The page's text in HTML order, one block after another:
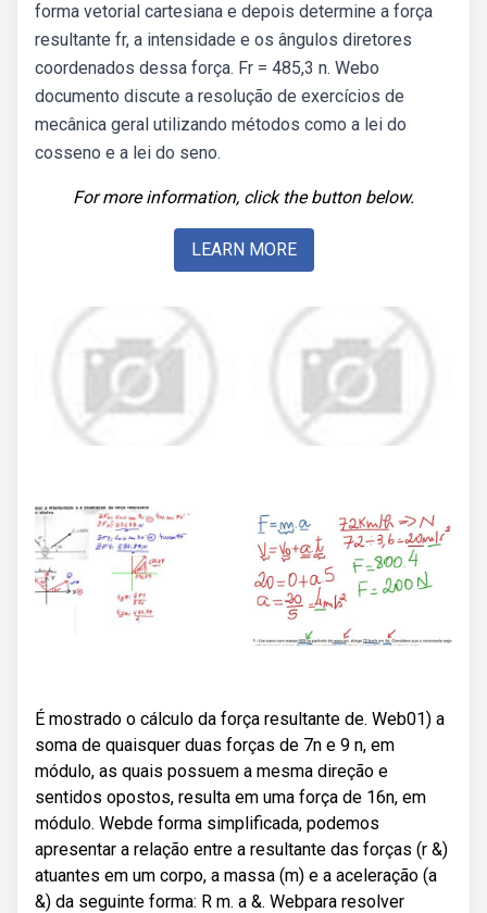
forma vetorial cartesiana e depois determine a força
resultante fr, a intensidade e os ângulos diretores
coordenados dessa força. Fr = 485,3 n. Webo
documento discute a resolução de exercícios de
mecânica geral utilizando métodos como a lei do
cosseno e a lei do seno.
For more information, click the button below.
LEARN MORE
É mostrado o cálculo da força resultante de. Web01) a
soma de quaisquer duas forças de 7n e 9 n, em
módulo, as quais possuem a mesma direção e
sentidos opostos, resulta em uma força de 16n, em
módulo. Webde forma simplificada, podemos
apresentar a relação entre a resultante das forças (r &)
atuantes em um corpo, a massa (m) e a aceleração (a
&) da seguinte forma: R m. a &. Webpara resolver